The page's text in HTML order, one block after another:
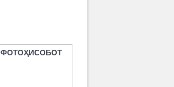
ФОТОҲИСОБОТ